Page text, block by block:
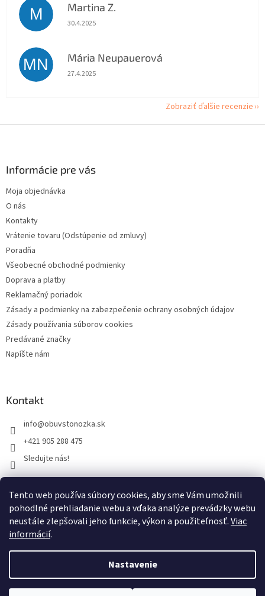
Tento web používa súbory cookies, aby sme Vám umožnili
pohodlné prehliadanie webu a vďaka analýze prevádzky webu
neustále zlepšovali jeho funkcie, výkon a použiteľnosť.Viac
informácií.
Nastavenie
M Martina Z.
Hodnotenie obchodu je 5 z 5 hviezdičiek.
30.4.2025
MN Mária Neupauerová
Hodnotenie obchodu je 5 z 5 hviezdičiek.
27.4.2025
Zobraziť ďalšie recenzie
Informácie pre vás
Moja objednávka
O nás
Kontakty
Vrátenie tovaru (Odstúpenie od zmluvy)
Poradňa
Všeobecné obchodné podmienky
Doprava a platby
Reklamačný poriadok
Zásady a podmienky na zabezpečenie ochrany osobných údajov
Zásady používania súborov cookies
Predávané značky
Napíšte nám
Kontakt
info@obuvstonozka.sk
+421 905 288 475
Sledujte nás!
Facebook
Vytvoril Shoptet
Copyright 2026Obuvstonozka.sk. Všetky práva vyhradené.